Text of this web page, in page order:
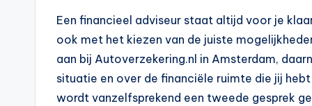
Een financieel adviseur staat altijd voor je
ook met het kiezen van de juiste
aan bij Autoverzekering.nl in Amsterdam,
situatie en over de financiële ruimte die jij
wordt vanzelfsprekend een tweede gesprek